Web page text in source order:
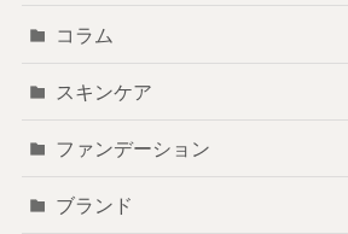
コラム
スキンケア
ファンデーション
ブランド